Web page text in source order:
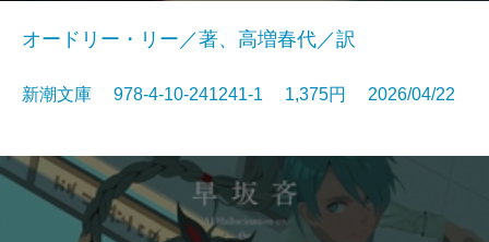
オードリー・リー／著、高増春代／訳
新潮文庫 978-4-10-241241-1 1,375円 2026/04/22